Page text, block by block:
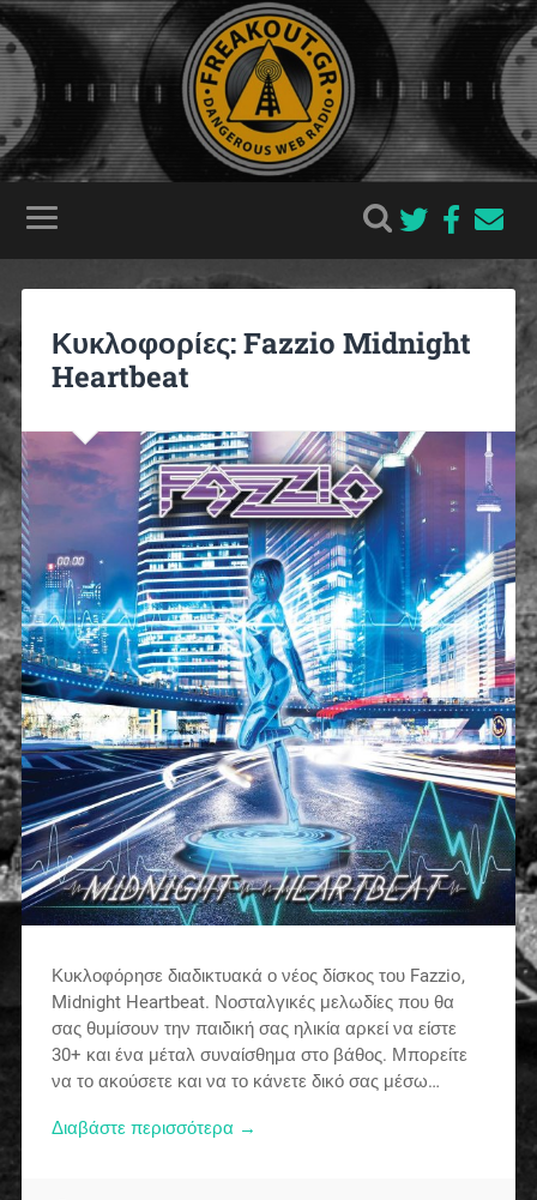
Κυκλοφορίες: Fazzio Midnight
Heartbeat
Κυκλοφόρησε διαδικτυακά ο νέος δίσκος του Fazzio,
Midnight Heartbeat. Νοσταλγικές μελωδίες που θα
σας θυμίσουν την παιδική σας ηλικία αρκεί να είστε
30+ και ένα μέταλ συναίσθημα στο βάθος. Μπορείτε
να το ακούσετε και να το κάνετε δικό σας μέσω…
Διαβάστε περισσότερα →